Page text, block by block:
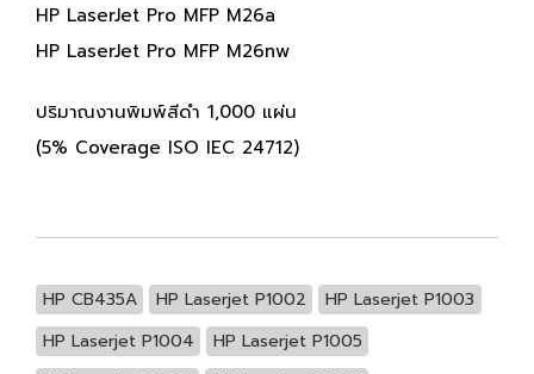
HP LaserJet Pro MFP M26a
HP LaserJet Pro MFP M26nw
ปริมาณงานพิมพ์สีดำ 1,000 แผ่น
(5% Coverage ISO IEC 24712)
HP CB435A HP Laserjet P1002
HP Laserjet P1003
HP Laserjet P1004
HP Laserjet P1005